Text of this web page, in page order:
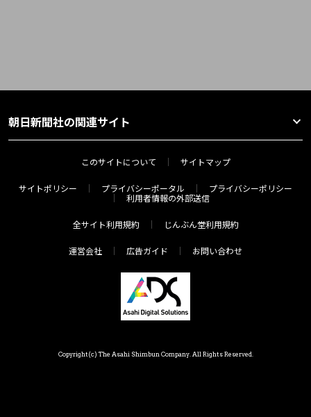
朝日新聞社の関連サイト
このサイトについて サイトマップ
サイトポリシー プライバシーポータル
プライバシーポリシー
利用者情報の外部送信
全サイト利用規約 じんぶん堂利用規約
運営会社 広告ガイド お問い合わせ
Copyright(c) The Asahi Shimbun Company. All Rights Reserved.